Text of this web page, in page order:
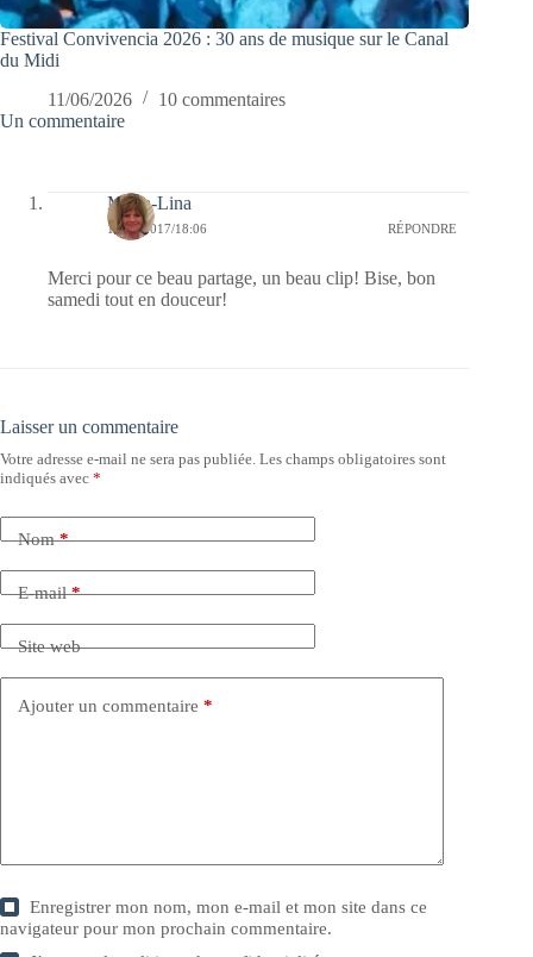
Festival Convivencia 2026 : 30 ans de musique sur le Canal
du Midi
11/06/2026
10 commentaires
Un commentaire
Maria-Lina
14/10/2017/18:06 RÉPONDRE
Merci pour ce beau partage, un beau clip! Bise, bon
samedi tout en douceur!
Laisser un commentaire
Votre adresse e-mail ne sera pas publiée. Les champs obligatoires sont
indiqués avec *
Nom*
E-mail*
Site web
Ajouter un commentaire *
Enregistrer mon nom, mon e-mail et mon site dans ce
navigateur pour mon prochain commentaire.